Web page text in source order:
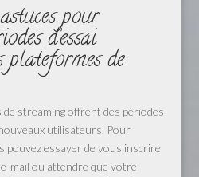
pour
d’essai
de
de streaming offrent des périodes
utilisateurs. Pour
pouvez essayer de vous inscrire
mail ou attendre que votre